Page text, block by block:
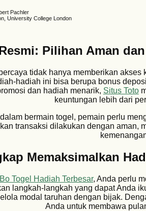
Pachler
University College London
Pilihan Aman
tidak hanya memberikan
hadiah ini bisa berupa bonus
dan hadiah menarik, Situs Toto
keuntungan lebih dari
bermain togel, pemain perlu
transaksi dilakukan dengan aman,
Memaksimalkan
Bo Togel Hadiah Terbesar, Anda perlu
langkah-langkah yang dapat Anda
modal taruhan dengan bijak.
Anda untuk membawa